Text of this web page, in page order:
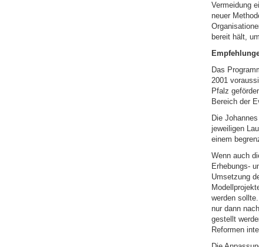
Vermeidung
neuer
bereit hält,
Das
2001
Pfalz
Bereich der
Die
jeweiligen
einem
Wenn auch
Erhebungs-
Umsetzung
werden
nur dann
gestellt
Reformen